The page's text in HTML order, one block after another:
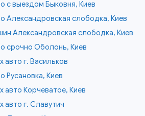
с выездом Быковня, Киев
Александровская слободка, Киев
Александровская слободка, Киев
срочно Оболонь, Киев
авто г. Васильков
Русановка, Киев
авто Корчеватое, Киев
авто г. Славутич